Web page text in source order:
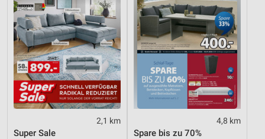
2,1 km
Super Sale
4,8 km
Spare bis zu 70%